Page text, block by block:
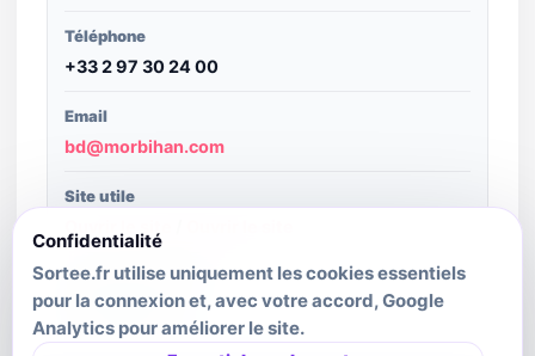
Téléphone
+33 2 97 30 24 00
Email
bd@morbihan.com
Site utile
Structure publiante
SIT Bretagne
Confidentialité
Sortee.fr utilise uniquement les cookies essentiels
pour la connexion et, avec votre accord, Google
Analytics pour améliorer le site.